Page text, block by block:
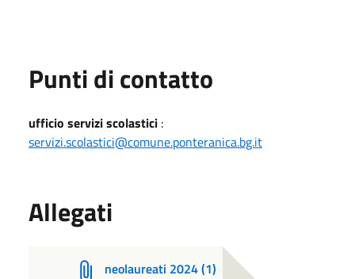
Punti di contatto
ufficio servizi scolastici :
servizi.scolastici@comune.ponteranica.bg.it
Allegati
neolaureati 2024 (1)